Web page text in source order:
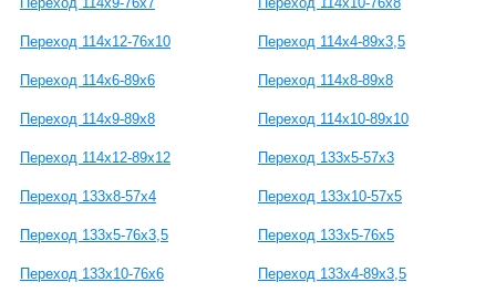
Переход 114х12-76х10 Переход 114х4-89х3,5
Переход 114х6-89х6 Переход 114х8-89х8
Переход 114х9-89х8 Переход 114х10-89х10
Переход 114х12-89х12 Переход 133х5-57х3
Переход 133х8-57х4 Переход 133х10-57х5
Переход 133х5-76х3,5 Переход 133х5-76х5
Переход 133х10-76х6 Переход 133х4-89х3,5